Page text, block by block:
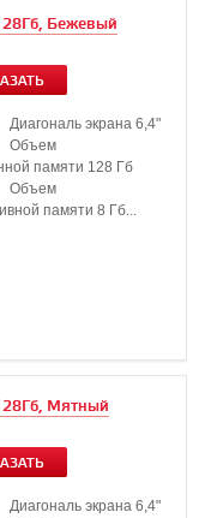
Бежевый
Диагональ экрана 6,4"
Объем
памяти 128 Гб
Объем
памяти 8 Гб...
Мятный
Диагональ экрана 6,4"